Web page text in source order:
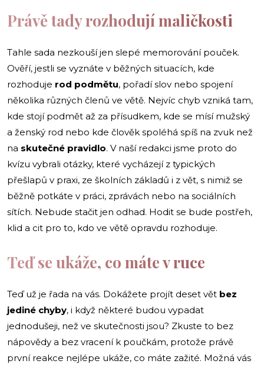
Právě tady rozhodují maličkosti
Tahle sada nezkouší jen slepé memorování pouček.
Ověří, jestli se vyznáte v běžných situacích, kde
rozhoduje rod podmětu, pořadí slov nebo spojení
několika různých členů ve větě. Nejvíc chyb vzniká tam,
kde stojí podmět až za přísudkem, kde se mísí mužský
a ženský rod nebo kde člověk spoléhá spíš na zvuk než
na skutečné pravidlo. V naší redakci jsme proto do
kvízu vybrali otázky, které vycházejí z typických
přešlapů v praxi, ze školních základů i z vět, s nimiž se
běžně potkáte v práci, zprávách nebo na sociálních
sítích. Nebude stačit jen odhad. Hodit se bude postřeh,
klid a cit pro to, kdo ve větě opravdu rozhoduje.
Teď se ukáže, co máte v ruce
Teď už je řada na vás. Dokážete projít deset vět bez
jediné chyby, i když některé budou vypadat
jednodušeji, než ve skutečnosti jsou? Zkuste to bez
nápovědy a bez vracení k poučkám, protože právě
první reakce nejlépe ukáže, co máte zažité. Možná vás